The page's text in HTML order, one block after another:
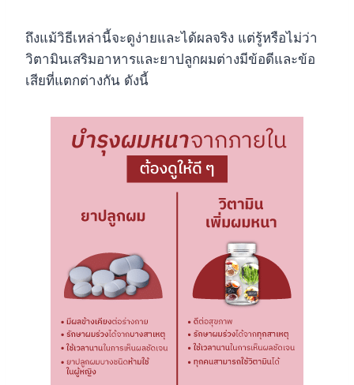
ถึงแม้วิธีเหล่านี้จะดูง่ายและได้ผลจริง แต่รู้หรือไม่ว่า
วิตามินเสริมอาหารและยาปลูกผมต่างมีข้อดีและข้อ
เสียที่แตกต่างกัน ดังนี้